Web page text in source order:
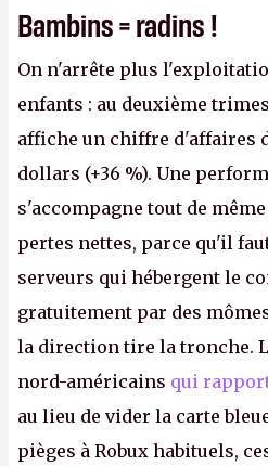
Bambins = radins !
On n'arrête plus
enfants : au deuxième
affiche un chiffre d'affaires
dollars (+36 %). Une
s'accompagne tout de
pertes nettes, parce qu'il
serveurs qui hébergent le
gratuitement par des
la direction tire la tronche.
nord-américains qui
au lieu de vider la carte
pièges à Robux habituels,